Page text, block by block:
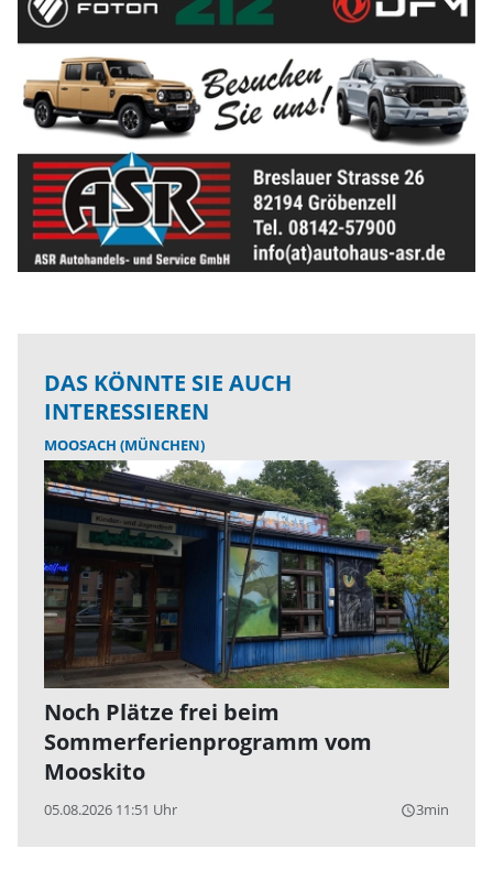
DAS KÖNNTE SIE AUCH
INTERESSIEREN
MOOSACH (MÜNCHEN)
Noch Plätze frei beim
Sommerferienprogramm vom
Mooskito
05.08.2026 11:51 Uhr query_builder3min